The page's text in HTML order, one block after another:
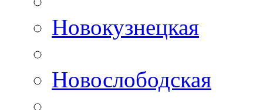
Новокузнецкая
Новослободская